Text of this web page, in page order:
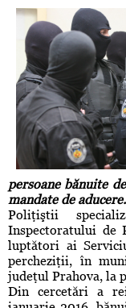
persoane bănuite
mandate de aducere.
Poliţiştii
Inspectoratului de
luptători ai
percheziţii, în
judeţul Prahova, la
Din cercetări a